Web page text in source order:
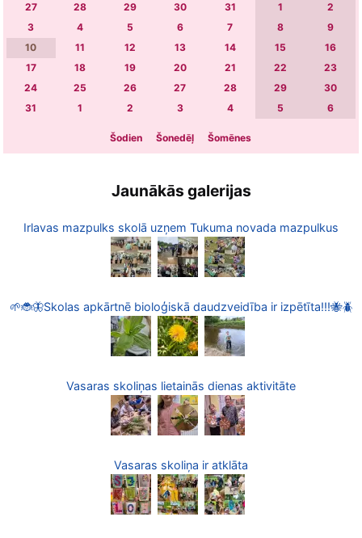
27 28 29 30 31 1
2
3
4 5 6 7 8
9
10
11 12 13 14 15
16
17
18 19 20 21 22
23
24
25 26 27 28 29
30
31
1 2 3 4 5 6
Šodien Šonedēļ Šomēnes
Jaunākās galerijas
Irlavas mazpulks skolā uzņem Tukuma novada mazpulkus
🌱🐞🦋Skolas apkārtnē bioloģiskā daudzveidība ir izpētīta!!!🐝🪲
Vasaras skoliņas lietainās dienas aktivitāte
Vasaras skoliņa ir atklāta